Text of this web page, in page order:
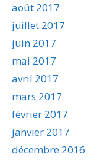
août 2017
juillet 2017
juin 2017
mai 2017
avril 2017
mars 2017
février 2017
janvier 2017
décembre 2016